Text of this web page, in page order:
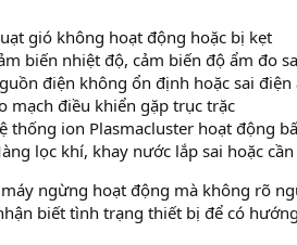
gió không hoạt động hoặc bị kẹt
biến nhiệt độ, cảm biến độ ẩm đo
điện không ổn định hoặc sai điện
mạch điều khiển gặp trục trặc
thống ion Plasmacluster hoạt động
lọc khí, khay nước lắp sai hoặc
ngừng hoạt động mà không rõ
biết tình trạng thiết bị để có